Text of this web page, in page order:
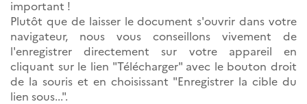
important !
Plutôt que de laisser le document s'ouvrir dans votre
navigateur, nous vous conseillons vivement de
l'enregistrer directement sur votre appareil en
cliquant sur le lien "Télécharger" avec le bouton droit
de la souris et en choisissant "Enregistrer la cible du
lien sous...".